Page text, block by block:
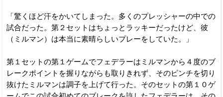
「驚くほど汗をかいてしまった。多くのプレッシャーの中での
試合だった。第２セットはちょっとラッキーだったけど、彼
（ミルマン）は本当に素晴らしいプレーをしていた。」
第１セットの第１ゲームでフェデラーはミルマンから４度のブ
レークポイントを握りながらも取りきれず、そのピンチを切り
抜けたミルマンは調子を上げて行った。そのセットの第１０ゲ